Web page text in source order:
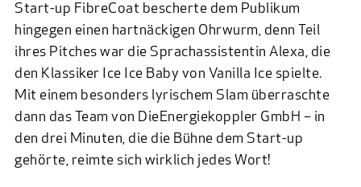
Start-up FibreCoat bescherte dem Publikum
hingegen einen hartnäckigen Ohrwurm, denn Teil
ihres Pitches war die Sprachassistentin Alexa, die
den Klassiker Ice Ice Baby von Vanilla Ice spielte.
Mit einem besonders lyrischem Slam überraschte
dann das Team von DieEnergiekoppler GmbH – in
den drei Minuten, die die Bühne dem Start-up
gehörte, reimte sich wirklich jedes Wort!